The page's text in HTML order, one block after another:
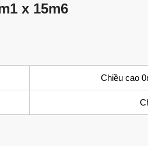
x 15m6
Chiều cao